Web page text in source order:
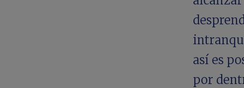
así es
por